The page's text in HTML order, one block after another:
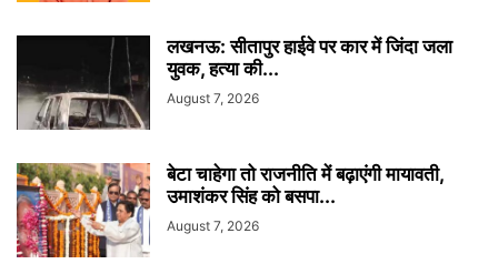
लखनऊ: सीतापुर हाईवे पर कार में जिंदा जला
युवक, हत्या की...
August 7, 2026
बेटा चाहेगा तो राजनीति में बढ़ाएंगी मायावती,
उमाशंकर सिंह को बसपा...
August 7, 2026